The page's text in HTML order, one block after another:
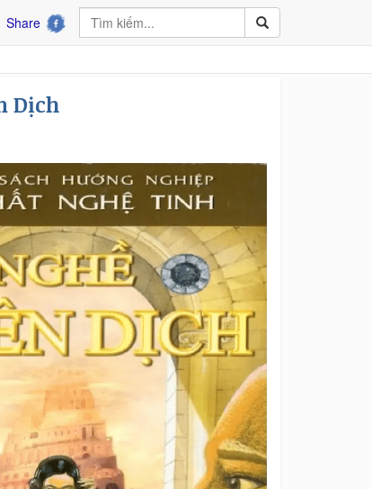
Share
Dịch